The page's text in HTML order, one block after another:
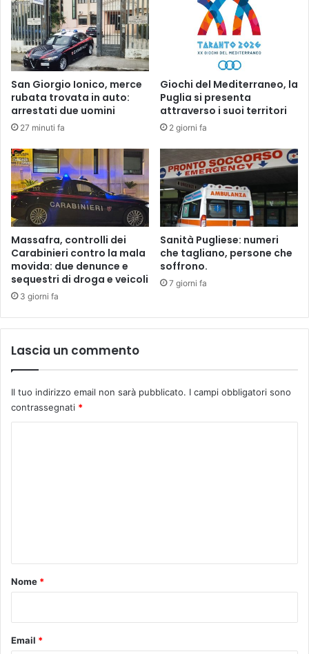
a
t
e
a
l
P
o
r
t
o
d
i
T
a
r
a
n
t
o
r
i
t
i
c
a
P
l
s
a
n
o
.
B
o
r
r
a
c
o
E
L
)
o
i
San Giorgio Ionico, merce
rubata trovata in auto:
arrestati due uomini
27 minuti fa
Giochi del Mediterraneo, la
Puglia si presenta
attraverso i suoi territori
2 giorni fa
Massafra, controlli dei
Carabinieri contro la mala
movida: due denunce e
sequestri di droga e veicoli
3 giorni fa
Sanità Pugliese: numeri
che tagliano, persone che
soffrono.
7 giorni fa
Lascia un commento
Il tuo indirizzo email non sarà pubblicato. I campi obbligatori sono
contrassegnati *
o
Nome *
Email *